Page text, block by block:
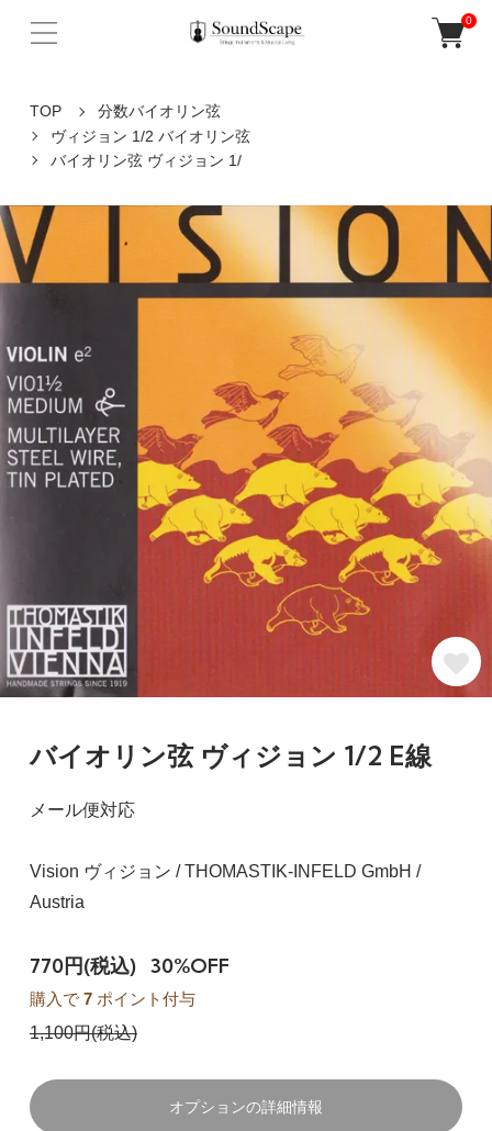
0
TOP
分数バイオリン弦
ヴィジョン 1/2 バイオリン弦
バイオリン弦 ヴィジョン 1/
バイオリン弦 ヴィジョン 1/2 E線
メール便対応
Vision ヴィジョン / THOMASTIK-INFELD GmbH /
Austria
770円(税込) 30%OFF
購入で 7ポイント付与
1,100円(税込)
オプションの詳細情報